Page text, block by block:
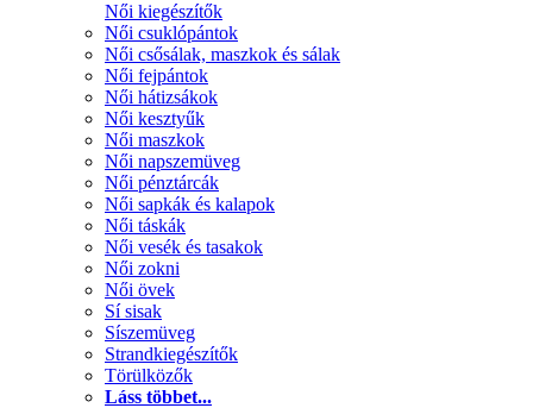
Női kiegészítők
Női csuklópántok
Női csősálak, maszkok és sálak
Női fejpántok
Női hátizsákok
Női kesztyűk
Női maszkok
Női napszemüveg
Női pénztárcák
Női sapkák és kalapok
Női táskák
Női vesék és tasakok
Női zokni
Női övek
Sí sisak
Síszemüveg
Strandkiegészítők
Törülközők
Láss többet...